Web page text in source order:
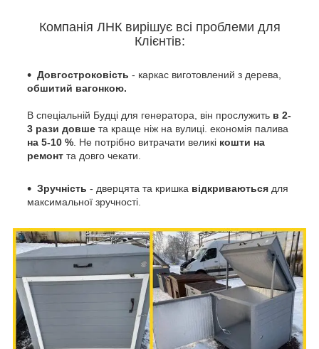
Компанія ЛНК вирішує всі проблеми для
Клієнтів:
Довгостроковість - каркас виготовлений з дерева,
обшитий вагонкою.
В спеціальній Будці для генератора, він прослужить в 2-
3 рази довше та краще ніж на вулиці. економія палива
на 5-10 % . Не потрібно витрачати великі кошти на
ремонт та довго чекати.
Зручність - дверцята та кришка відкриваються для
максимальної зручності.